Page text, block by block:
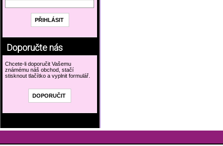
Doporučte nás
Chcete-li doporučit Vašemu
známému náš obchod, stačí
stisknout tlačítko a vyplnit formulář.